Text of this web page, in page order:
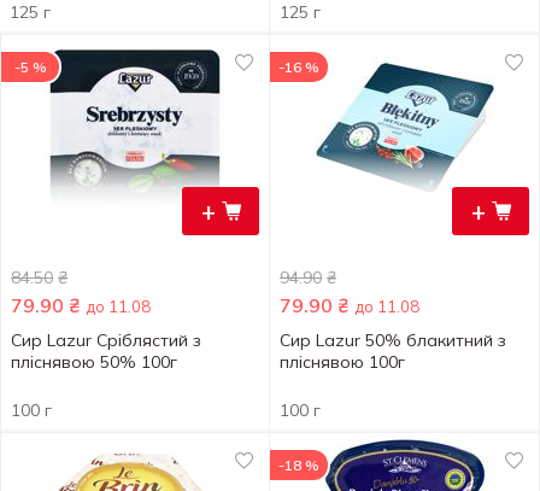
125 г 125 г
+
-5 %
84.50 ₴
79.90 ₴ до 11.08
Сир Lazur Сріблястий з
пліснявою 50% 100г
100 г
+
-16 %
94.90 ₴
79.90 ₴ до 11.08
Сир Lazur 50% блакитний з
пліснявою 100г
100 г
-18 %